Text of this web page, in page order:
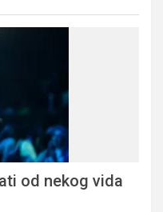
od nekog vida